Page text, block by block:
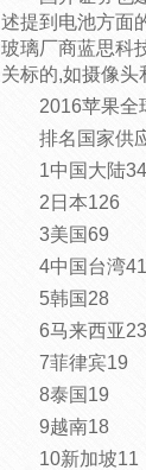
述提到电池方面
玻璃厂商蓝思科
关标的,如摄像头
2016苹果全
排名国家供
1中国大陆
2日本126
3美国69
4中国台湾41
5韩国28
6马来西亚23
7菲律宾19
8泰国19
9越南18
10新加坡11